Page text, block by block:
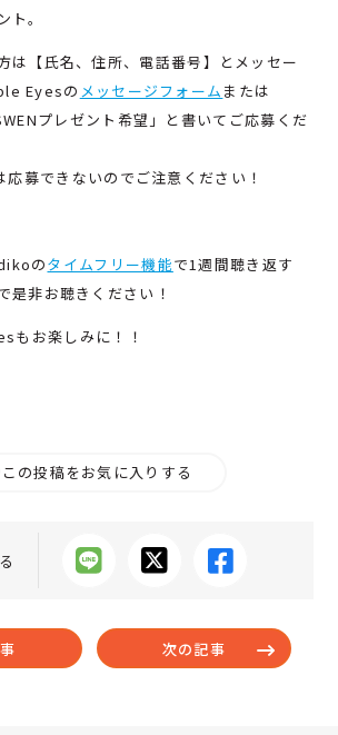
。
は【氏名、住所、電話番号】とメッセー
Eyesの メッセージフォーム または
プレゼント希望」と書いてご応募くだ
募できないのでご注意ください！
のタイムフリー機能で1週間聴き返す
是非お聴きください！
もお楽しみに！！
この投稿をお気に入りする
次の記事